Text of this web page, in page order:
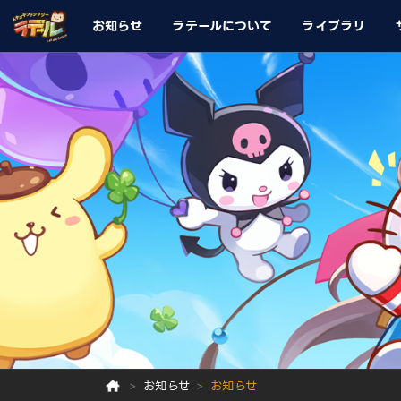
お知らせ ラテールについて ライブラリ
お知らせ お知らせ